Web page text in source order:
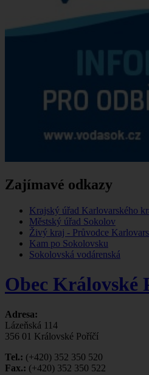
Zajímavé odkazy
Krajský úřad Karlovarského
Městský úřad Sokolov
Živý kraj - Průvodce
Kam po Sokolovsku
Sokolovská vodárenská
Obec Královské
Adresa:
Lázeňská 114
356 01 Královské Poříčí
Tel.: (+420) 352 350 520
Fax.: (+420) 352 350 522